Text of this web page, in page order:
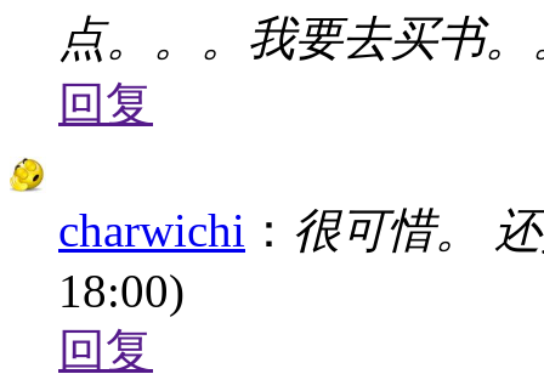
点。。。我要去买书
回复
charwichi ： 很可惜。
18:00)
回复